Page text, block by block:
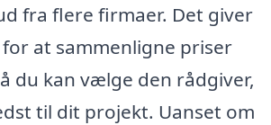
fra flere firmaer. Det giver
at sammenligne priser
du kan vælge den rådgiver,
til dit projekt. Uanset om